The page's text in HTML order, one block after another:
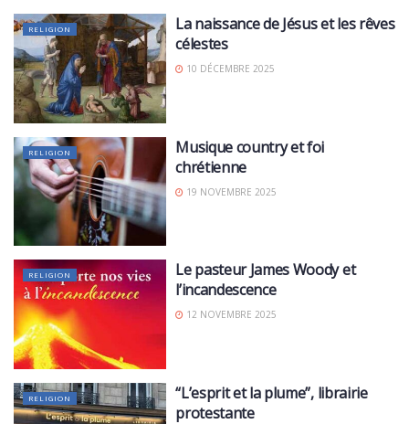
RELIGION
La naissance de Jésus et les rêves
célestes
10 DÉCEMBRE 2025
RELIGION
Musique country et foi
chrétienne
19 NOVEMBRE 2025
RELIGION
Le pasteur James Woody et
l’incandescence
12 NOVEMBRE 2025
RELIGION
“L’esprit et la plume”, librairie
protestante